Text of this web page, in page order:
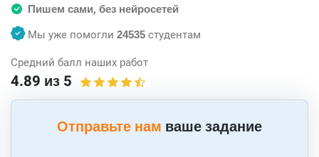
Пишем сами, без нейросетей
Мы уже помогли 24535 студентам
Средний балл наших работ
4.89 из 5
Отправьте нам ваше задание